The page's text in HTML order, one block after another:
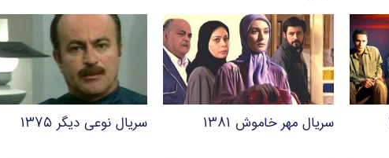
سریال مهر خاموش ۱۳۸۱ سریال نوعی دیگر ۱۳۷۵